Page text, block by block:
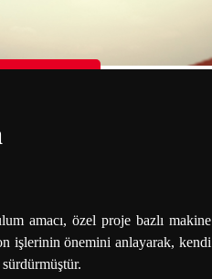
amacı, özel proje bazlı makine
işlerinin önemini anlayarak, kendi